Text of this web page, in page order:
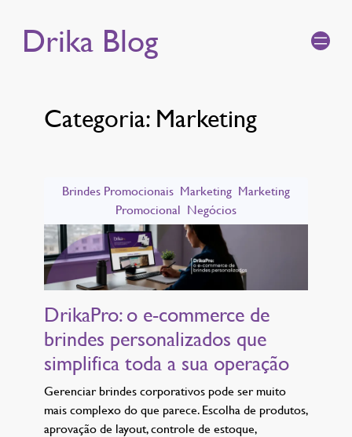
Drika Blog
Categoria: Marketing
Brindes Promocionais Marketing Marketing
Promocional Negócios
DrikaPro: o e-commerce de
brindes personalizados que
simplifica toda a sua operação
Gerenciar brindes corporativos pode ser muito
mais complexo do que parece. Escolha de produtos,
aprovação de layout, controle de estoque,